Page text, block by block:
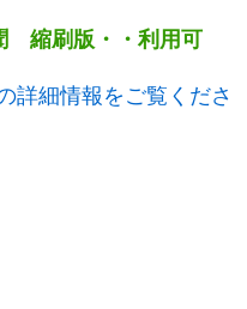
縮刷版・・利用可
詳細情報をご覧くださ